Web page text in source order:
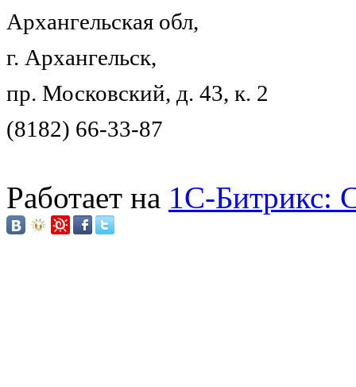
Архангельская обл,
г. Архангельск,
пр. Московский, д. 43, к. 2
(8182) 66-33-87
Работает на 1C-Битрикс: